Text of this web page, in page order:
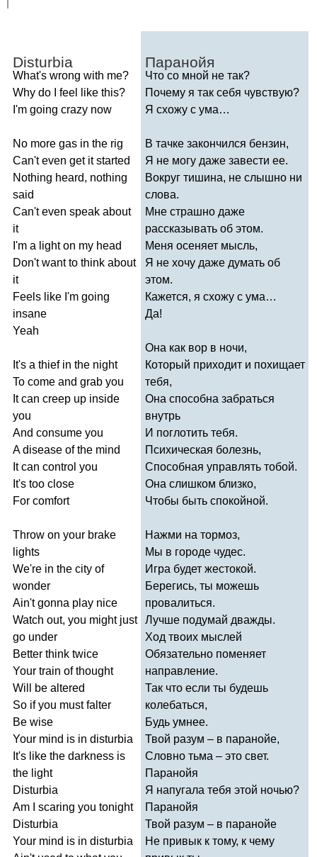
Disturbia
What's wrong with me?
Why do feel like this?
I'm going crazy now
No more gas in the rig
Can't even get it started
Nothing heard, nothing
said
Can't even speak about
it
I'm a light on my head
Don't want to think about
it
Feels like I'm going
insane
Yeah
It's a thief in the night
To come and grab you
It can creep up inside
you
And consume you
A disease of the mind
It can control you
It's too close
For comfort
Throw on your brake
lights
We're in the city of
wonder
Ain't gonna play nice
Watch out, you might just
go under
Better think twice
Your train of thought
Will
be altered
So if you must falter
Be wise
Your mind is in disturbia
It's like the darkness is
the light
Disturbia
Am
scaring you tonight
Disturbia
Your mind is in disturbia
Паранойя
Что со мной не так?
Почему я так себя чувствую?
Я схожу с ума…
В тачке закончился бензин,
Я не могу даже завести ее.
Вокруг тишина, не слышно ни
слова.
Мне страшно даже
рассказывать об этом.
Меня осеняет мысль,
Я не хочу даже думать об
этом.
Кажется, я схожу с ума…
Да!
Она как вор в ночи,
Который приходит и похищает
тебя,
Она способна забраться
внутрь
И поглотить тебя.
Психическая болезнь,
Способная управлять тобой.
Она слишком близко,
Чтобы быть спокойной.
Нажми на тормоз,
Мы в городе чудес.
Игра будет жестокой.
Берегись, ты можешь
провалиться.
Лучше подумай дважды.
Ход твоих мыслей
Обязательно поменяет
направление.
Так что если ты будешь
колебаться,
Будь умнее.
Твой разум – в паранойе,
Словно тьма – это свет.
Паранойя
Я напугала тебя этой ночью?
Паранойя
Твой разум – в паранойе
Не привык к тому, к чему